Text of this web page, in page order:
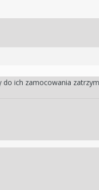
ich zamocowania